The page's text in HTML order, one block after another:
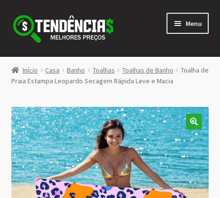
Pular
para
navegação
Pular
para
conteúdo
Menu
LOJA
<>
Início Casa Banho Toalhas Toalhas de Banho
Toalha de
Praia Estampa Leopardo Secagem Rápida Leve e Macia